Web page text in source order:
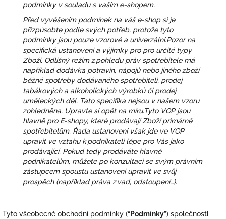
podmínky v souladu s vaším e-shopem.
Před vyvěšením podmínek na váš e-shop si je
přizpůsobte podle svých potřeb, protože tyto
podmínky jsou pouze vzorové a univerzální.Pozor na
specifická ustanovení a výjimky pro pro určité typy
Zboží. Odlišný režim z pohledu práv spotřebitele má
například dodávka potravin, nápojů nebo jiného zboží
běžné spotřeby dodávaného spotřebiteli, prodej
tabákových a alkoholických výrobků či prodej
uměleckých děl. Tato specifika nejsou v našem vzoru
zohledněna. Upravte si opět na míru.Tyto VOP jsou
hlavně pro E-shopy, které prodávají Zboží primárně
spotřebitelům. Řada ustanovení však jde ve VOP
upravit ve vztahu k podnikateli lépe pro Vás jako
prodávající. Pokud tedy prodáváte hlavně
podnikatelům, můžete po konzultaci se svým právním
zástupcem spoustu ustanovení upravit ve svůj
prospěch (například práva z vad, odstoupení…).
Tyto všeobecné obchodní podmínky (“ Podmínky”) společnosti